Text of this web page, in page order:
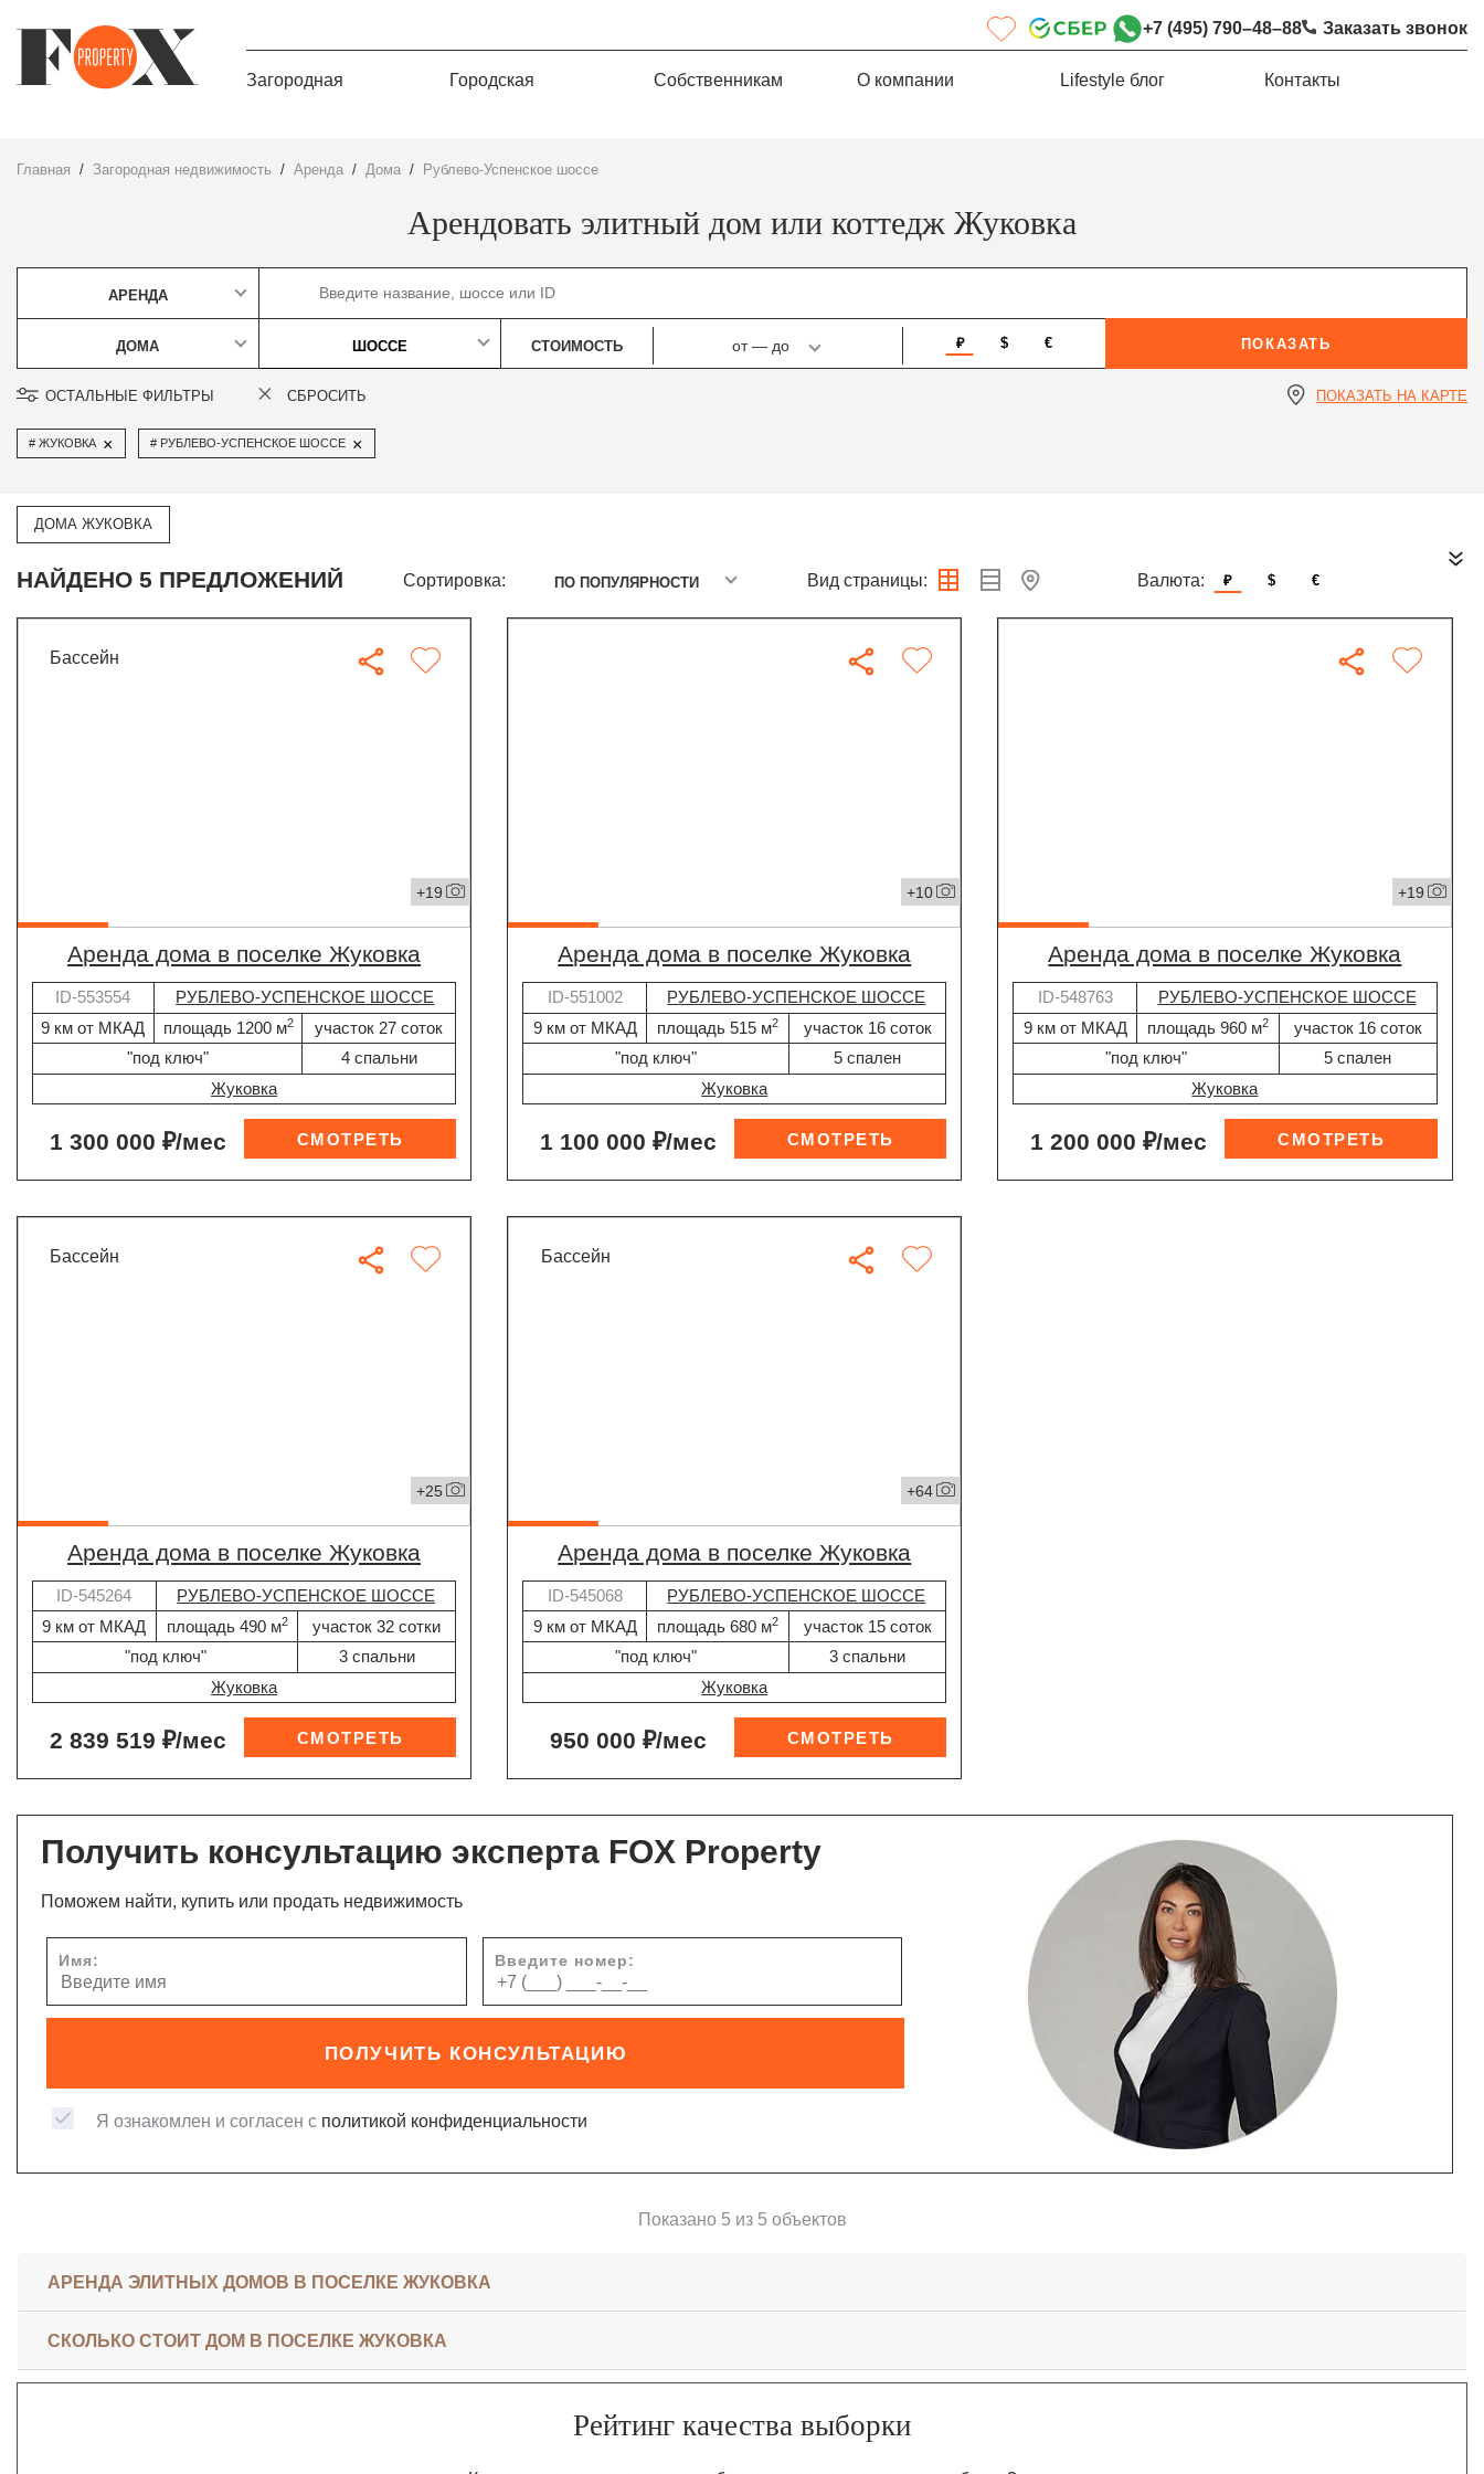
+7 (495) 790–48–88 Заказать звонок
Загородная Городская Собственникам О компании Lifestyle блог Контакты
Главная Загородная недвижимость Аренда дома Рублево-Успенское шоссе
Арендовать элитный дом или коттедж Жуковка
АРЕНДА
ДОМА ШОССЕ СТОИМОСТЬ от—до ₽ $ € ПОКАЗАТЬ
ОСТАЛЬНЫЕ ФИЛЬТРЫ СБРОСИТЬ ПОКАЗАТЬ НА КАРТЕ
ЖУКОВКА × РУБЛЕВО-УСПЕНСКОЕ ШОССЕ ×
ДОМА ЖУКОВКА
НАЙДЕНО 5 ПРЕДЛОЖЕНИЙ Сортировка: ПО ПОПУЛЯРНОСТИ Вид страницы: Валюта: ₽ $ €
бассейн
+19
Аренда дома в поселке Жуковка
ID-553554
РУБЛЕВО-УСПЕНСКОЕ ШОССЕ
9 км от МКАД
площадь 1200 м2
участок 27 соток
"под ключ"
4 спальни
Жуковка
1 300 000 ₽/мес
+10
Аренда дома в поселке Жуковка
ID-551002
РУБЛЕВО-УСПЕНСКОЕ ШОССЕ
9 км от МКАД
площадь 515 м2
участок 16 соток
"под ключ"
5 спален
Жуковка
1 100 000 ₽/мес
+19
Аренда дома в поселке Жуковка
ID-548763
РУБЛЕВО-УСПЕНСКОЕ ШОССЕ
9 км от МКАД
площадь 960 м2
участок 16 соток
"под ключ"
5 спален
Жуковка
1 200 000 ₽/мес
бассейн
+25
Аренда дома в поселке Жуковка
ID-545264
РУБЛЕВО-УСПЕНСКОЕ ШОССЕ
9 км от МКАД
площадь 490 м2
участок 32 сотки
"под ключ"
3 спальни
Жуковка
2 839 519 ₽/мес
бассейн
+64
Аренда дома в поселке Жуковка
ID-545068
РУБЛЕВО-УСПЕНСКОЕ ШОССЕ
9 км от МКАД
площадь 680 м2
участок 15 соток
"под ключ"
3 спальни
Жуковка
950 000 ₽/мес
Получить консультацию эксперта FOX Property
Поможем найти, купить или продать недвижимость
Имя: Введите номер:
ПОЛУЧИТЬ КОНСУЛЬТАЦИЮ
Я ознакомлен и согласен с политикой конфиденциальности
Показано 5 из 5 объектов
АРЕНДА ЭЛИТНЫХ ДОМОВ В ПОСЕЛКЕ ЖУКОВКА
СКОЛЬКО СТОИТ ДОМ В ПОСЕЛКЕ ЖУКОВКА
Рейтинг качества выборки